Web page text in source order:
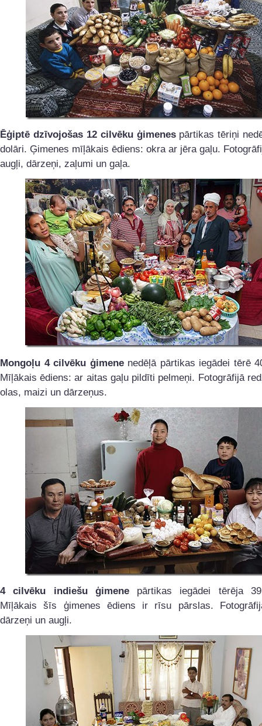
Ēģiptē dzīvojošas 12 cilvēku ģimenespārtikas tēriņi
dolāri. Ģimenes mīļākais ēdiens: okra ar jēra gaļu.
augļi, dārzeņi, zaļumi un gaļa.
Mongoļu 4 cilvēku ģimenenedēļā pārtikas iegādei tērē
Mīļākais ēdiens: ar aitas gaļu pildīti pelmeņi. Fotogrāfijā
olas, maizi un dārzeņus.
4 cilvēku indiešu ģimenepārtikas iegādei tērēja
Mīļākais šīs ģimenes ēdiens ir rīsu pārslas.
dārzeņi un augļi.